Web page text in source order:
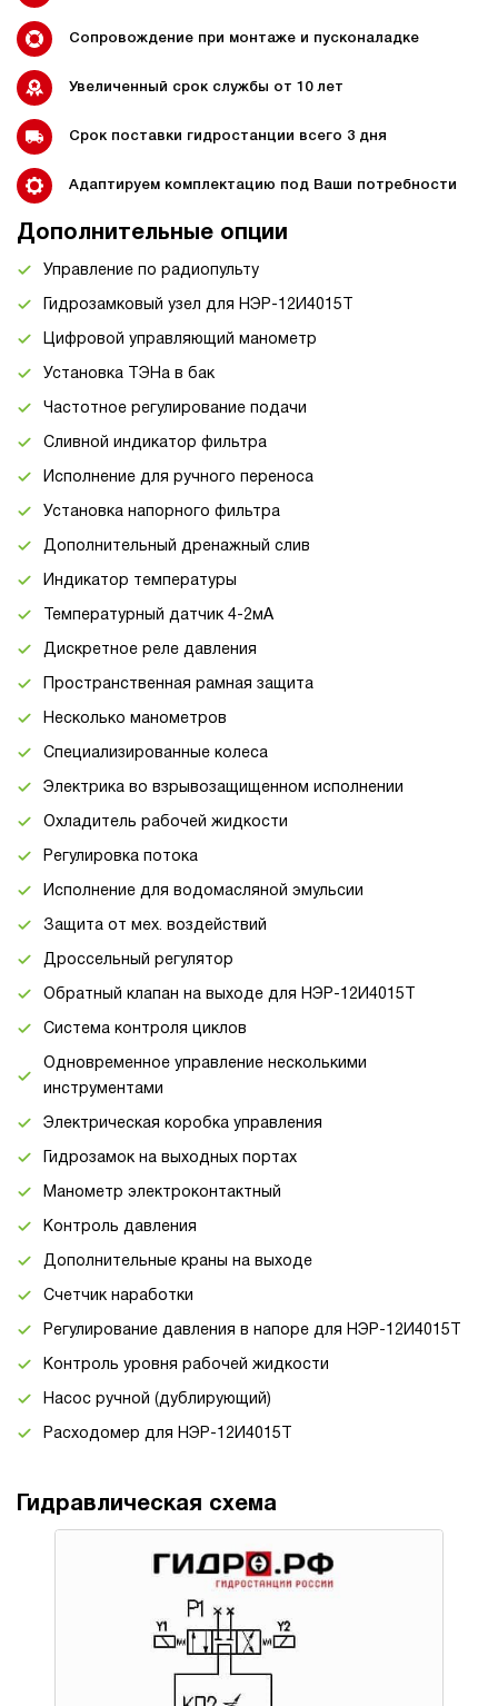
Сопровождение при монтаже и пусконаладке
Увеличенный срок службы от 10 лет
Срок поставки гидростанции всего 3 дня
Адаптируем комплектацию под Ваши потребности
Дополнительные опции
Управление по радиопульту
Гидрозамковый узел для НЭР-12И4015Т
Цифровой управляющий манометр
Установка ТЭНа в бак
Частотное регулирование подачи
Сливной индикатор фильтра
Исполнение для ручного переноса
Установка напорного фильтра
Дополнительный дренажный слив
Индикатор температуры
Температурный датчик 4-2мА
Дискретное реле давления
Пространственная рамная защита
Несколько манометров
Специализированные колеса
Электрика во взрывозащищенном исполнении
Охладитель рабочей жидкости
Регулировка потока
Исполнение для водомасляной эмульсии
Защита от мех. воздействий
Дроссельный регулятор
Обратный клапан на выходе для НЭР-12И4015Т
Система контроля циклов
Одновременное управление несколькими
инструментами
Электрическая коробка управления
Гидрозамок на выходных портах
Манометр электроконтактный
Контроль давления
Дополнительные краны на выходе
Счетчик наработки
Регулирование давления в напоре для НЭР-12И4015Т
Контроль уровня рабочей жидкости
Насос ручной (дублирующий)
Расходомер для НЭР-12И4015Т
Гидравлическая схема